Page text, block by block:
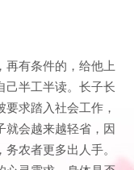
再有条件的，给他上
己半工半读。长子长
求踏入社会工作，
就会越来越轻省，因
农者更多出人手。